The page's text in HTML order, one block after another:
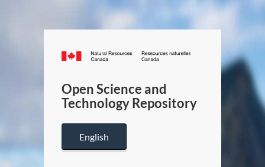
Canada.ca
/
Canada
Open Science and
Technology Repository
English